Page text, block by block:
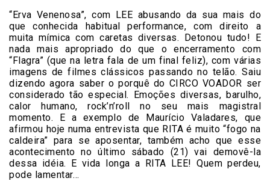
“Erva Venenosa”, com LEE abusando da sua mais do
que conhecida habitual performance, com direito a
muita mímica com caretas diversas. Detonou tudo! E
nada mais apropriado do que o encerramento com
“Flagra” (que na letra fala de um final feliz), com várias
imagens de filmes clássicos passando no telão. Saiu
dizendo agora saber o porquê do CIRCO VOADOR ser
considerado tão especial. Emoções diversas, barulho,
calor humano, rock’n’roll no seu mais magistral
momento. E a exemplo de Maurício Valadares, que
afirmou hoje numa entrevista que RITA é muito “fogo na
caldeira” para se aposentar, também acho que esse
acontecimento no último sábado (21) vai demovê-la
dessa idéia. E vida longa a RITA LEE! Quem perdeu,
pode lamentar…